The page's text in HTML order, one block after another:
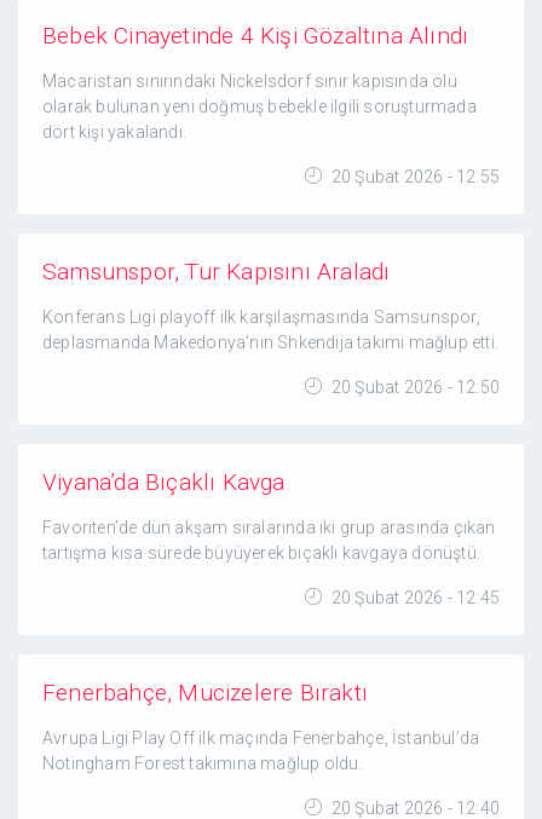
Bebek Cinayetinde 4 Kişi Gözaltına Alındı
Macaristan sınırındaki Nickelsdorf sınır kapısında ölü
olarak bulunan yeni doğmuş bebekle ilgili soruşturmada
dört kişi yakalandı.
20 Şubat 2026 - 12:55
Samsunspor, Tur Kapısını Araladı
Konferans Ligi playoff ilk karşılaşmasında Samsunspor,
deplasmanda Makedonya’nın Shkendija takımı mağlup etti.
20 Şubat 2026 - 12:50
Viyana’da Bıçaklı Kavga
Favoriten’de dün akşam sıralarında iki grup arasında çıkan
tartışma kısa sürede büyüyerek bıçaklı kavgaya dönüştü.
20 Şubat 2026 - 12:45
Fenerbahçe, Mucizelere Bıraktı
Avrupa Ligi Play Off ilk maçında Fenerbahçe, İstanbul’da
Notingham Forest takımına mağlup oldu.
20 Şubat 2026 - 12:40